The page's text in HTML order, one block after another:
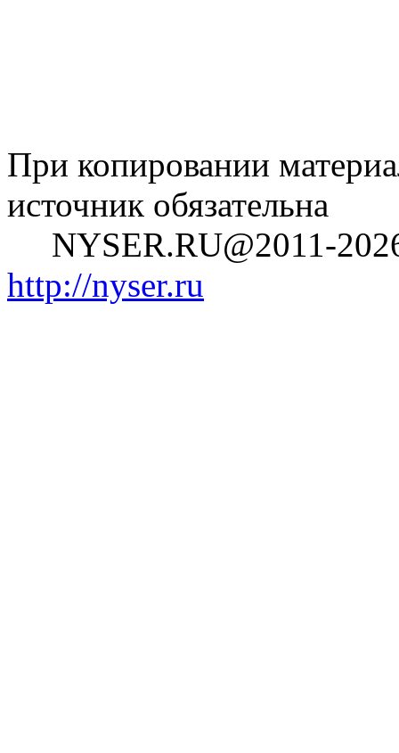
При копировании
источник обязательна
NYSER.RU@2011-
http://nyser.ru